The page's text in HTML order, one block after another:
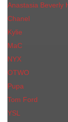
Anastasia Beverly
Chanel
Kylie
MaC
NYX
OTWO
Pupa
Tom Ford
YSL